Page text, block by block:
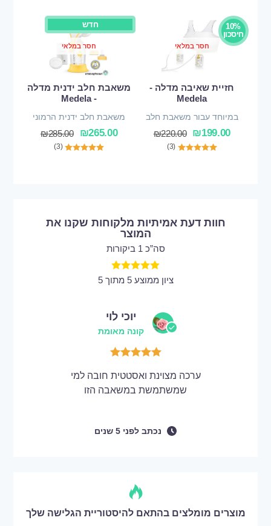
10%
חיסכון
חסר במלאי
חזיית שאיבה מדלה -
Medela
במיוחד עבור משאבת חלב
₪199.00
₪220.00
(3)
חדש
חסר במלאי
משאבת חלב ידנית מדלה
- Medela
משאבת חלב ידנית הרמוני
₪265.00
₪285.00
(3)
חוות דעת אמיתיות מלקוחות שקנו את
המוצר
סה”כ 1 ביקורות
ציון ממוצע 5 מתוך 5
יוכי לוי
קונה מאומת
ערכה מצוינת ואסטטית חובה למי
שמשתמשת במשאבה הזו
נכתב לפני
מוצרים מומלצים בהתאם להיסטוריית הגלישה שלך